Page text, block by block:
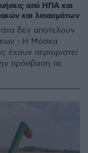
από ΗΠΑ και
και λιπασμάτων
δεν αποτελούν
- Η Μόσχα
έχουν περιοριστεί
πρόσβαση σε